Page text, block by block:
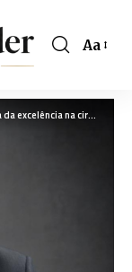
Aa
cirurgia plástica brasileira